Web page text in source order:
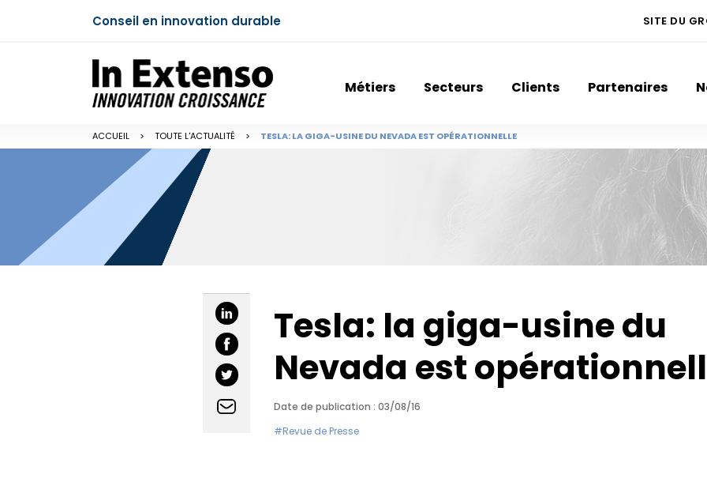
Conseil en innovation durable SITE DU
Métiers Secteurs Clients Partenaires
ACCUEIL > TOUTE L'ACTUALITÉ > TESLA: LA GIGA-USINE DU NEVADA EST OPÉRATIONNELLE
Tesla: la giga-usine du
Nevada est
Date de publication : 03/08/16
#Revue de Presse